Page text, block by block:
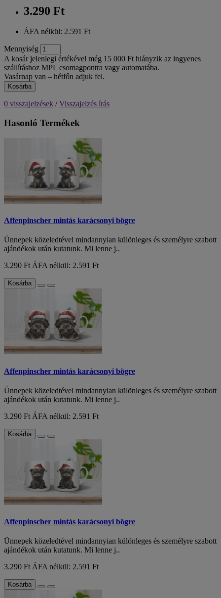
3.290 Ft
ÁFA nélkül: 2.591 Ft
Mennyiség
A kosár jelenlegi értékével még 15 000 Ft hiányzik az ingyenes
szállításhoz MPL csomagpontra vagy automatába.
Vasárnap van – hétfőn adjuk fel.
Kosárba
0 visszajelzések /Visszajelzés írás
Hasonló Termékek
Affenpinscher mintás karácsonyi bögre
Ünnepek közeledtével mindannyian különleges és személyre szabott
ajándékok után kutatunk. Mi lenne j..
3.290 Ft ÁFA nélkül: 2.591 Ft
Kosárba
Affenpinscher mintás karácsonyi bögre
Ünnepek közeledtével mindannyian különleges és személyre szabott
ajándékok után kutatunk. Mi lenne j..
3.290 Ft ÁFA nélkül: 2.591 Ft
Kosárba
Affenpinscher mintás karácsonyi bögre
Ünnepek közeledtével mindannyian különleges és személyre szabott
ajándékok után kutatunk. Mi lenne j..
3.290 FtÁFA nélkül: 2.591 Ft
Kosárba